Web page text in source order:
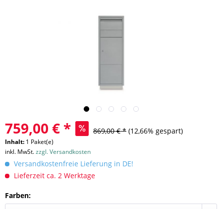
759,00 € * 869,00 € * (12,66% gespart)
Inhalt: 1 Paket(e)
inkl. MwSt.zzgl. Versandkosten
Versandkostenfreie Lieferung in DE!
Lieferzeit ca. 2 Werktage
Farben: